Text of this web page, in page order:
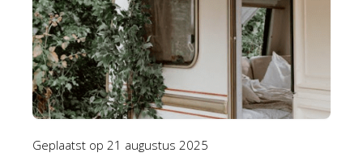
Geplaatst op 21 augustus 2025